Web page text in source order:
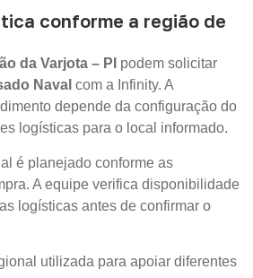
conforme a região de
da Varjota – PI podem solicitar
Naval com a Infinity. A
depende da configuração do
logísticas para o local informado.
é planejado conforme as
A equipe verifica disponibilidade
logísticas antes de confirmar o
utilizada para apoiar diferentes